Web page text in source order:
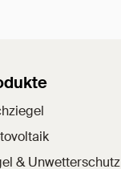
& Unwetterschutz